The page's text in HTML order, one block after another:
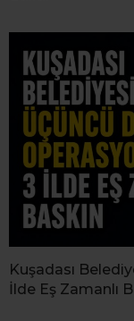
Kuşadası
İlde Eş Zamanlı